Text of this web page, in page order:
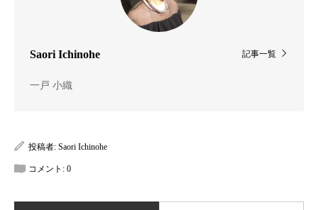
記事一覧
Saori Ichinohe
一戸 小織
投稿者: Saori Ichinohe
コメント: 0